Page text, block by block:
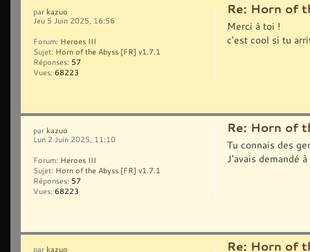
Re: Horn of
Merci à toi !
c'est cool si tu
par kazuo
Jeu 5 Juin 2025, 16:56
Forum: Heroes III
Sujet: Horn of the Abyss [FR] v1.7.1
Réponses: 57
Vues: 68223
Re: Horn of
Tu connais des
J'avais demandé
par kazuo
Lun 2 Juin 2025, 11:10
Forum: Heroes III
Sujet: Horn of the Abyss [FR] v1.7.1
Réponses: 57
Vues: 68223
Re: Horn of
par kazuo